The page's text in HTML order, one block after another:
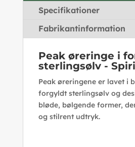
Specifikationer
Fabrikantinformation
Peak øreringe i
sterlingsølv -
Peak øreringene er lavet i
forgyldt sterlingsølv og
bløde, bølgende former,
og stilrent udtryk.